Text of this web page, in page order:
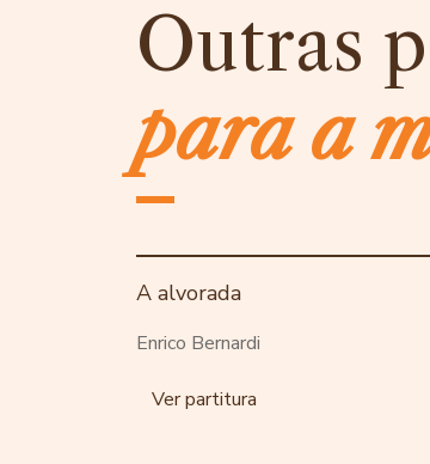
Outras
para a
A alvorada
Enrico Bernardi
Ver partitura